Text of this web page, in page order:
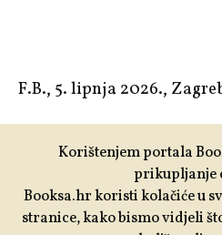
F.B., 5. lipnja 2026.,
MOŽDA ĆE
Korištenjem portala
prikupljanje
Booksa.hr koristi kolačiće u
stranice, kako bismo vidjeli